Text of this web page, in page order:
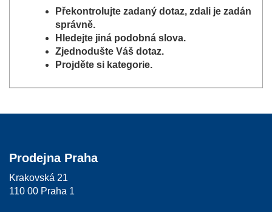
Překontrolujte zadaný dotaz, zdali je zadán
správně.
Hledejte jiná podobná slova.
Zjednodušte Váš dotaz.
Projděte si kategorie.
Prodejna Praha
Krakovská 21
110 00 Praha 1